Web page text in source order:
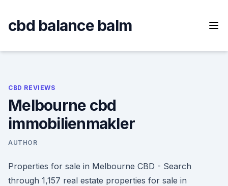
content
cbd balance balm
CBD REVIEWS
Melbourne cbd
immobilienmakler
AUTHOR
Properties for sale in Melbourne CBD - Search
through 1,157 real estate properties for sale in